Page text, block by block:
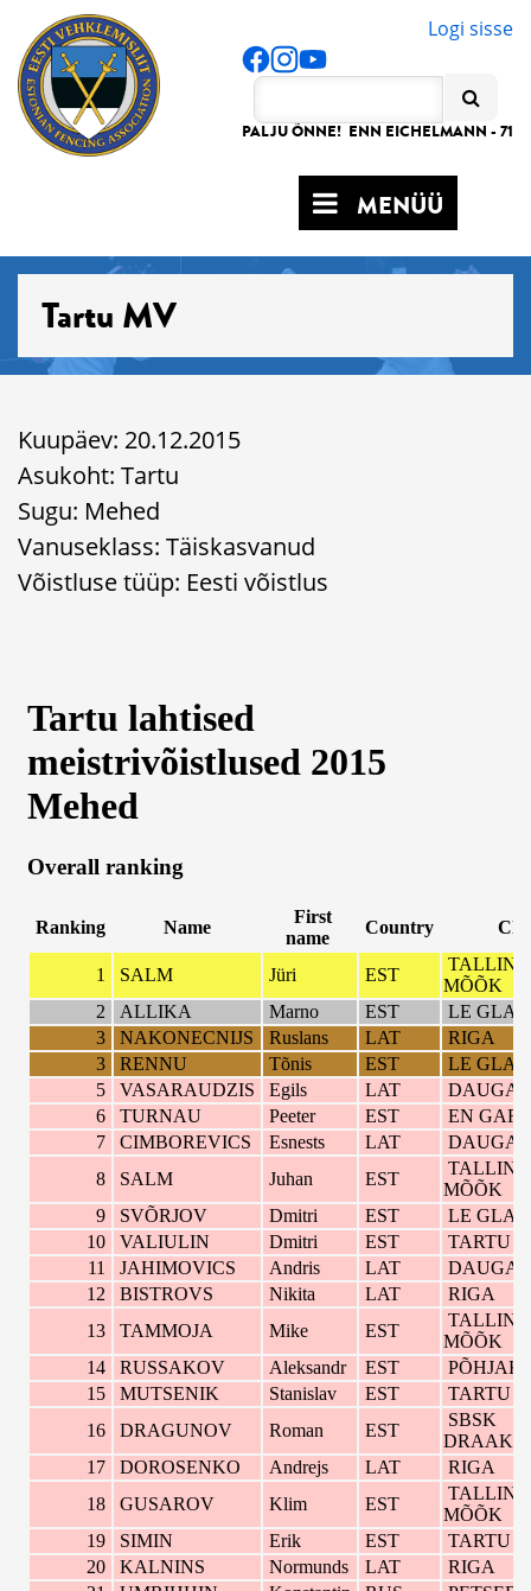
Logi sisse
PALJU ÕNNE! ENN EICHELMANN - 71
MENÜÜ
Tartu MV
Kuupäev: 20.12.2015
Asukoht: Tartu
Sugu: Mehed
Vanuseklass: Täiskasvanud
Võistluse tüüp: Eesti võistlus